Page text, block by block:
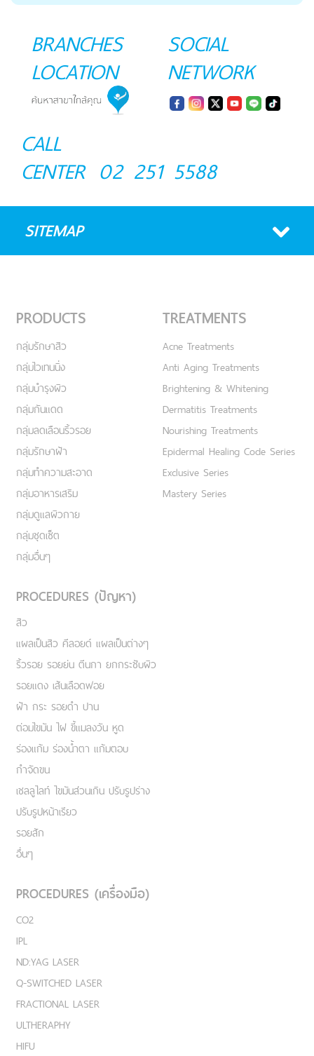
BRANCHES
LOCATION
SOCIAL
NETWORK
CALL
CENTER 02 251 5588
SITEMAP
PRODUCTS
กลุ่มรักษาสิว
กลุ่มไวเทนนิ่ง
กลุ่มบำรุงผิว
กลุ่มกันแดด
กลุ่มลดเลือนริ้วรอย
กลุ่มรักษาฝ้า
กลุ่มทำความสะอาด
กลุ่มอาหารเสริม
กลุ่มดูแลผิวกาย
กลุ่มชุดเซ็ต
กลุ่มอื่นๆ
TREATMENTS
Acne Treatments
Anti Aging Treatments
Brightening & Whitening
Dermatitis Treatments
Nourishing Treatments
Epidermal Healing Code Series
Exclusive Series
Mastery Series
PROCEDURES (ปัญหา)
สิว
แผลเป็นสิว คีลอยด์ แผลเป็นต่างๆ
ริ้วรอย รอยย่น ตีนกา ยกกระชับผิว
รอยแดง เส้นเลือดฟอย
ฝ้า กระ รอยดำ ปาน
ต่อมไขมัน ไฝ ขี้แมลงวัน หูด
ร่องแก้ม ร่องน้ำตา แก้มตอบ
กำจัดขน
เชลลูไลท์ ไขมันส่วนเกิน ปรับรูปร่าง
ปรับรูปหน้าเรียว
รอยสัก
อื่นๆ
PROCEDURES (เครื่องมือ)
CO2
IPL
ND:YAG LASER
Q-SWITCHED LASER
FRACTIONAL LASER
ULTHERAPHY
HIFU